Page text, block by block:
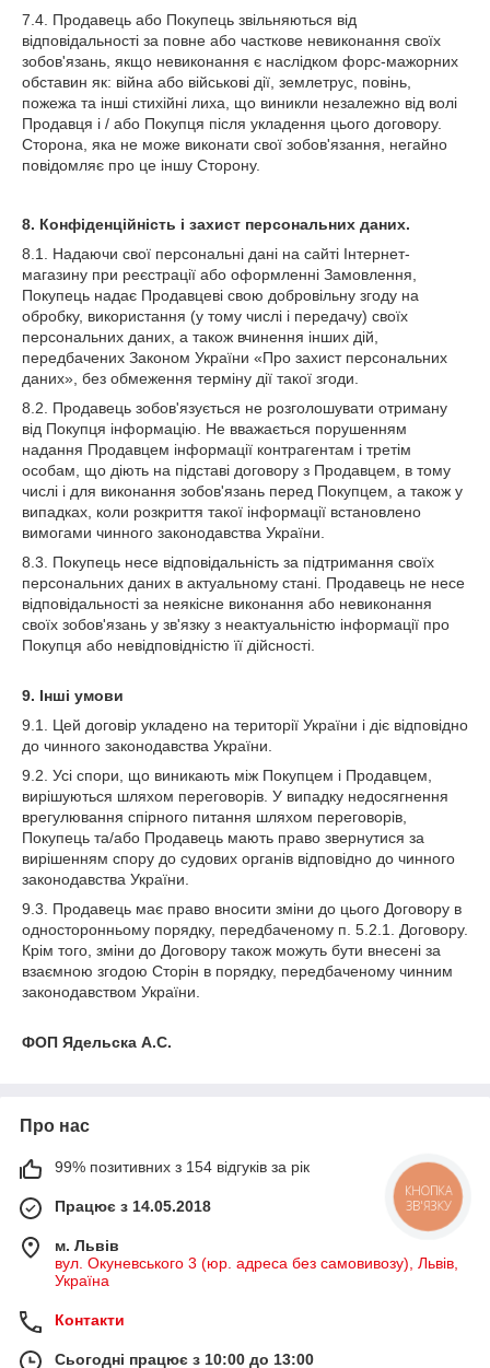
7.4. Продавець або Покупець звільняються від
відповідальності за повне або часткове невиконання своїх
зобов'язань, якщо невиконання є наслідком форс-мажорних
обставин як: війна або військові дії, землетрус, повінь,
пожежа та інші стихійні лиха, що виникли незалежно від волі
Продавця і / або Покупця після укладення цього договору.
Сторона, яка не може виконати свої зобов'язання, негайно
повідомляє про це іншу Сторону.
8. Конфіденційність і захист персональних даних.
8.1. Надаючи свої персональні дані на сайті Інтернет-
магазину при реєстрації або оформленні Замовлення,
Покупець надає Продавцеві свою добровільну згоду на
обробку, використання (у тому числі і передачу) своїх
персональних даних, а також вчинення інших дій,
передбачених Законом України «Про захист персональних
даних», без обмеження терміну дії такої згоди.
8.2. Продавець зобов'язується не розголошувати отриману
від Покупця інформацію. Не вважається порушенням
надання Продавцем інформації контрагентам і третім
особам, що діють на підставі договору з Продавцем, в тому
числі і для виконання зобов'язань перед Покупцем, а також у
випадках, коли розкриття такої інформації встановлено
вимогами чинного законодавства України.
8.3. Покупець несе відповідальність за підтримання своїх
персональних даних в актуальному стані. Продавець не несе
відповідальності за неякісне виконання або невиконання
своїх зобов'язань у зв'язку з неактуальністю інформації про
Покупця або невідповідністю її дійсності.
9. Інші умови
9.1. Цей договір укладено на території України і діє відповідно
до чинного законодавства України.
9.2. Усі спори, що виникають між Покупцем і Продавцем,
вирішуються шляхом переговорів. У випадку недосягнення
врегулювання спірного питання шляхом переговорів,
Покупець та/або Продавець мають право звернутися за
вирішенням спору до судових органів відповідно до чинного
законодавства України.
9.3. Продавець має право вносити зміни до цього Договору в
односторонньому порядку, передбаченому п. 5.2.1. Договору.
Крім того, зміни до Договору також можуть бути внесені за
взаємною згодою Сторін в порядку, передбаченому чинним
законодавством України.
ФОП Ядельска А.С.
Про нас
99% позитивних з 154 відгуків за рік
Працює з 14.05.2018
м. Львів
вул. Окуневського 3 (юр. адреса без самовивозу), Львів,
Україна
Контакти
Сьогодні працює з 10:00 до 13:00
КНОПКА
ЗВ'ЯЗКУ